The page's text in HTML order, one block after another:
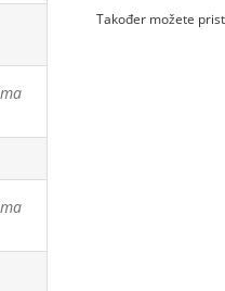
Također možete